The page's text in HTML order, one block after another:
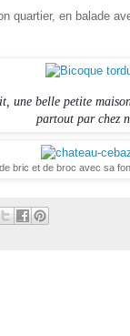
quartier, en balade
une belle petite
partout par chez
bric et de broc avec sa